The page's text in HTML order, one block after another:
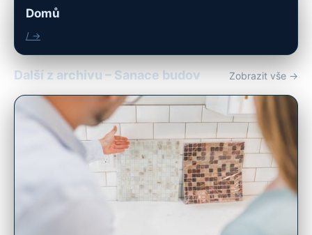
Domů
/ →
Další z archivu – Sanace budov Zobrazit vše →